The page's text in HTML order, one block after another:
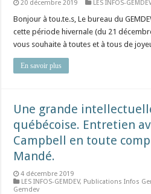
20 décembre 2019 LES INFOS-
Bonjour à tou.te.s, Le bureau du
cette période hivernale (du 21
vous souhaite à toutes et à tous de
En savoir plus
Une grande
québécoise. Entretien
Campbell en toute
Mandé.
4 décembre 2019
LES INFOS-GEMDEV, Publications Infos
Gemdev